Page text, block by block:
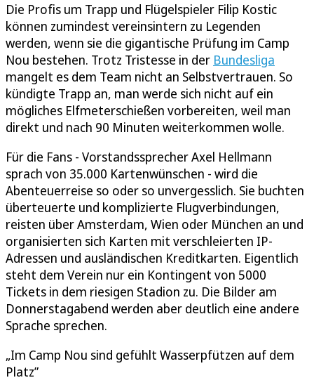
Die Profis um Trapp und Flügelspieler Filip Kostic
können zumindest vereinsintern zu Legenden
werden, wenn sie die gigantische Prüfung im Camp
Nou bestehen. Trotz Tristesse in der Bundesliga
mangelt es dem Team nicht an Selbstvertrauen. So
kündigte Trapp an, man werde sich nicht auf ein
mögliches Elfmeterschießen vorbereiten, weil man
direkt und nach 90 Minuten weiterkommen wolle.
Für die Fans - Vorstandssprecher Axel Hellmann
sprach von 35.000 Kartenwünschen - wird die
Abenteuerreise so oder so unvergesslich. Sie buchten
überteuerte und komplizierte Flugverbindungen,
reisten über Amsterdam, Wien oder München an und
organisierten sich Karten mit verschleierten IP-
Adressen und ausländischen Kreditkarten. Eigentlich
steht dem Verein nur ein Kontingent von 5000
Tickets in dem riesigen Stadion zu. Die Bilder am
Donnerstagabend werden aber deutlich eine andere
Sprache sprechen.
„Im Camp Nou sind gefühlt Wasserpfützen auf dem
Platz”